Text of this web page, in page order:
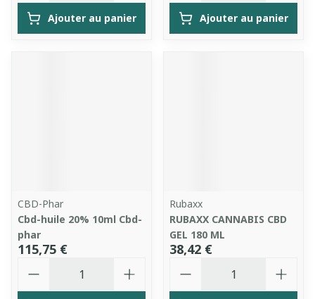
Ajouter au panier Ajouter au panier
CBD-Phar
Cbd-huile 20% 10ml Cbd-
phar
115,75 €
Rubaxx
RUBAXX CANNABIS CBD
GEL 180 ML
38,42 €